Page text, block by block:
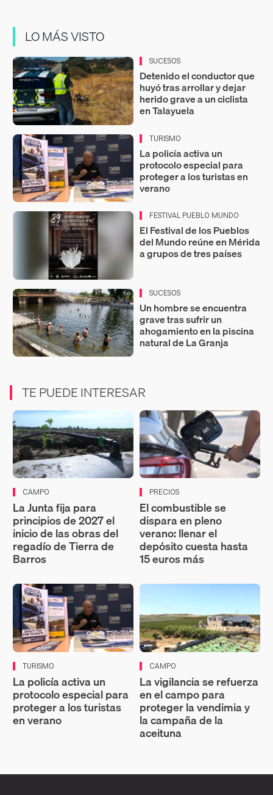
LO MÁS VISTO
SUCESOS
Detenido el conductor que
huyó tras arrollar y dejar
herido grave a un ciclista
en Talayuela
TURISMO
La policía activa un
protocolo especial para
proteger a los turistas en
verano
FESTIVAL PUEBLO MUNDO
El Festival de los Pueblos
del Mundo reúne en Mérida
a grupos de tres países
SUCESOS
Un hombre se encuentra
grave tras sufrir un
ahogamiento en la piscina
natural de La Granja
TE PUEDE INTERESAR
CAMPO
La Junta fija para
principios de 2027 el
inicio de las obras del
regadío de Tierra de
Barros
PRECIOS
El combustible se
dispara en pleno
verano: llenar el
depósito cuesta hasta
15 euros más
TURISMO
La policía activa un
protocolo especial para
proteger a los turistas
en verano
CAMPO
La vigilancia se refuerza
en el campo para
proteger la vendimia y
la campaña de la
aceituna